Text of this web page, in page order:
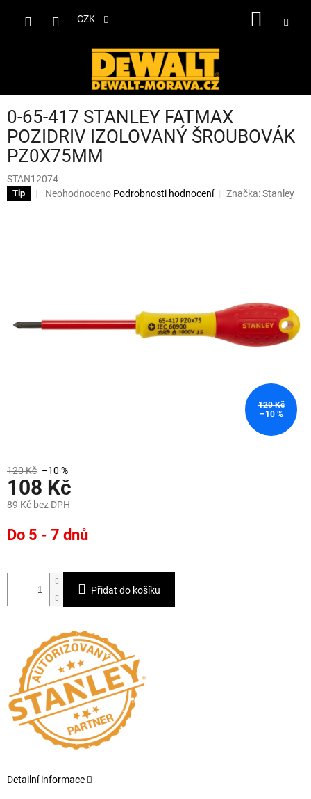
CZK
0-65-417 STANLEY FATMAX
POZIDRIV IZOLOVANÝ ŠROUBOVÁK
PZ0X75MM
STAN12074
Tip
Průměrné
Neohodnoceno Podrobnosti hodnocení Značka:Stanley
120 Kč
–10 %
120 Kč –10 %
108 Kč
89 Kč bez DPH
cena:
Do 5 - 7 dnů
Přidat do košíku
Detailní informace